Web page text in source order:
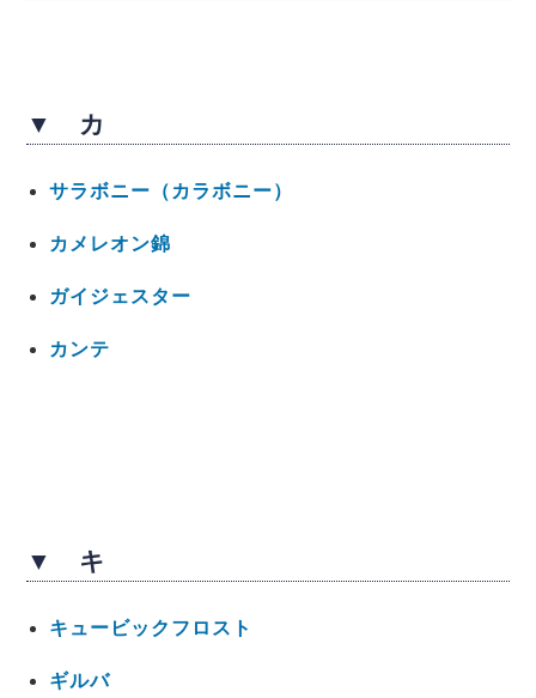
▼ カ
サラボニー（カラボニー）
カメレオン錦
ガイジェスター
カンテ
▼ キ
キュービックフロスト
ギルバ